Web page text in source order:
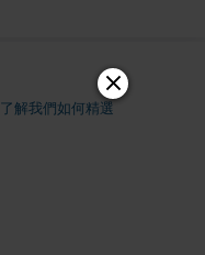
了解我們如何精選